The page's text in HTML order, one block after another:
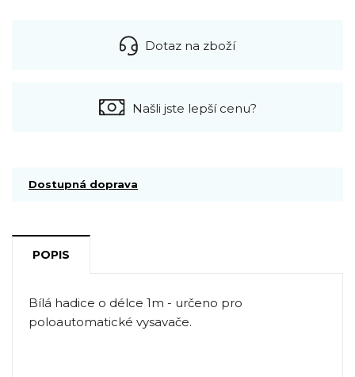
Dotaz na zboží
Našli jste lepší cenu?
Dostupná doprava
POPIS
Bílá hadice o délce 1m - určeno pro
poloautomatické vysavače.